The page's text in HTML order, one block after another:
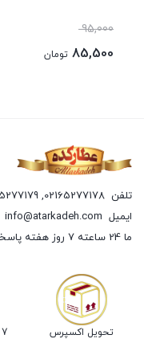
95,000
85,500 تومان
تلفن 02165277178
,
ایمیل info@atarkadeh.com
ما 24 ساعته 7 روز هفته پاسخگوی شما هستیم.
تحویل اکسپرس